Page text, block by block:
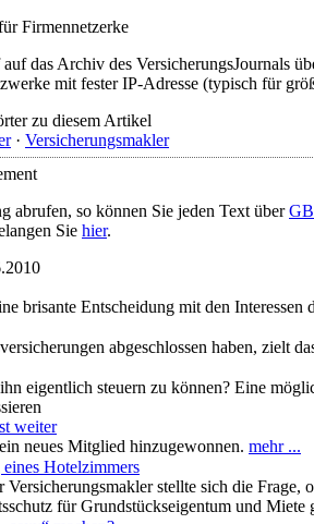
Firmennetzerke
das Archiv des VersicherungsJournals
mit fester IP-Adresse (typisch für
zu diesem Artikel
· Versicherungsmakler
abrufen, so können Sie jeden Text über
Sie hier.
brisante Entscheidung mit den Interessen
abgeschlossen haben, zielt
eigentlich steuern zu können? Eine
weiter
neues Mitglied hinzugewonnen. mehr ...
Hotelzimmers
Versicherungsmakler stellte sich die
für Grundstückseigentum und